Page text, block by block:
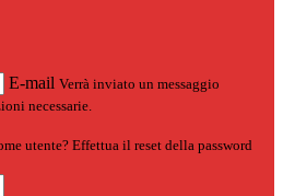
E-mail Verrà inviato un messaggio
necessarie.
utente? Effettua il reset della password